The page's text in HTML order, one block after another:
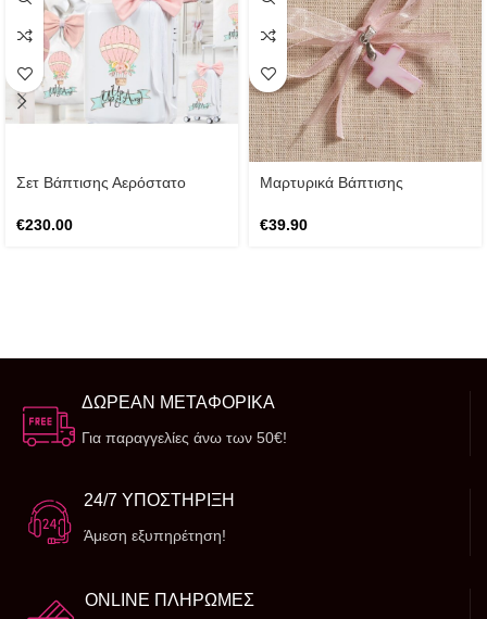
Σετ Βάπτισης Αερόστατο
€230.00
Μαρτυρικά Βάπτισης
€39.90
ΔΩΡΕΑΝ ΜΕΤΑΦΟΡΙΚΑ
Για παραγγελίες άνω των 50€!
24/7 ΥΠΟΣΤΗΡΙΞΗ
Άμεση εξυπηρέτηση!
ONLINE ΠΛΗΡΩΜΕΣ